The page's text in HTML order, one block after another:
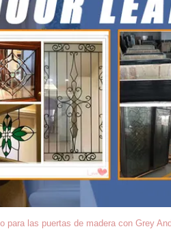
las puertas de madera con Grey